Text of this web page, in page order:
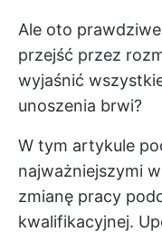
Ale oto
przejść przez
wyjaśnić
unoszenia brwi?
W tym artykule
najważniejszymi
zmianę pracy
kwalifikacyjnej.